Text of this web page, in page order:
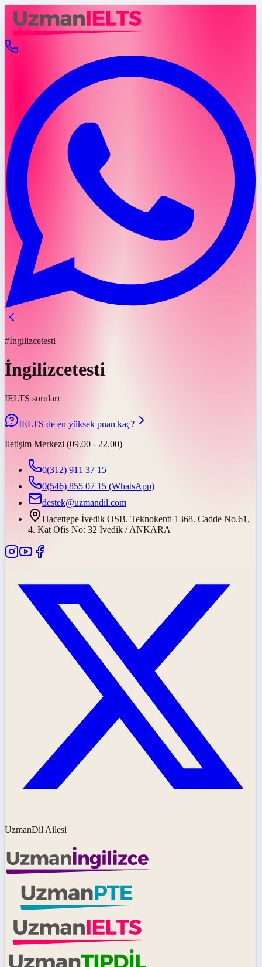
#İngilizcetesti
İngilizcetesti
IELTS soruları
IELTS de en yüksek puan kaç?
İletişim Merkezi (09.00 - 22.00)
0(312) 911 37 15
0(546) 855 07 15 (WhatsApp)
destek@uzmandil.com
Hacettepe İvedik OSB. Teknokenti 1368. Cadde No.61,
4. Kat Ofis No: 32 İvedik / ANKARA
UzmanDil Ailesi